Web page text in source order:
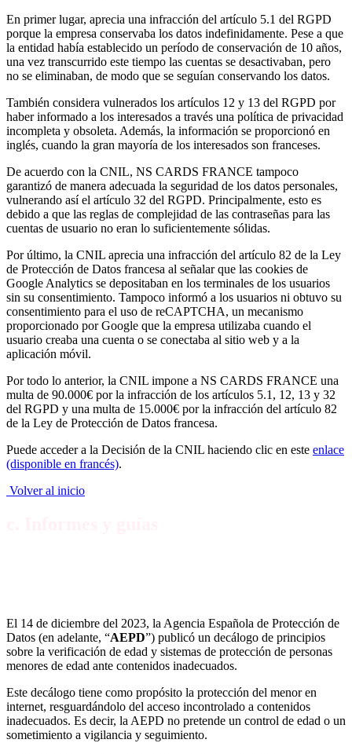
En primer lugar, aprecia una infracción del artículo 5.1 del RGPD
porque la empresa conservaba los datos indefinidamente. Pese a que
la entidad había establecido un período de conservación de 10 años,
una vez transcurrido este tiempo las cuentas se desactivaban, pero
no se eliminaban, de modo que se seguían conservando los datos.
También considera vulnerados los artículos 12 y 13 del RGPD por
haber informado a los interesados a través una política de privacidad
incompleta y obsoleta. Además, la información se proporcionó en
inglés, cuando la gran mayoría de los interesados son franceses.
De acuerdo con la CNIL, NS CARDS FRANCE tampoco
garantizó de manera adecuada la seguridad de los datos personales,
vulnerando así el artículo 32 del RGPD. Principalmente, esto es
debido a que las reglas de complejidad de las contraseñas para las
cuentas de usuario no eran lo suficientemente sólidas.
Por último, la CNIL aprecia una infracción del artículo 82 de la Ley
de Protección de Datos francesa al señalar que las cookies de
Google Analytics se depositaban en los terminales de los usuarios
sin su consentimiento. Tampoco informó a los usuarios ni obtuvo su
consentimiento para el uso de reCAPTCHA, un mecanismo
proporcionado por Google que la empresa utilizaba cuando el
usuario creaba una cuenta o se conectaba al sitio web y a la
aplicación móvil.
Por todo lo anterior, la CNIL impone a NS CARDS FRANCE una
multa de 90.000€ por la infracción de los artículos 5.1, 12, 13 y 32
del RGPD y una multa de 15.000€ por la infracción del artículo 82
de la Ley de Protección de Datos francesa.
Puede acceder a la Decisión de la CNIL haciendo clic en este enlace
(disponible en francés).
Volver al inicio
El 14 de diciembre del 2023, la Agencia Española de Protección de
Datos (en adelante, “AEPD”) publicó un decálogo de principios
sobre la verificación de edad y sistemas de protección de personas
menores de edad ante contenidos inadecuados.
Este decálogo tiene como propósito la protección del menor en
internet, resguardándolo del acceso incontrolado a contenidos
inadecuados. Es decir, la AEPD no pretende un control de edad o un
sometimiento a vigilancia y seguimiento.